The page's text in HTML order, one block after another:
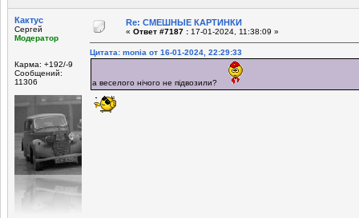
Кактус
Сергей
Модератор
Карма: +192/-9
Сообщений:
11306
Re: СМЕШНЫЕ КАРТИНКИ
« Ответ #7187 : 17-01-2024, 11:38:09 »
Цитата: monia от 16-01-2024, 22:29:33
а веселого нічого не підвозили?